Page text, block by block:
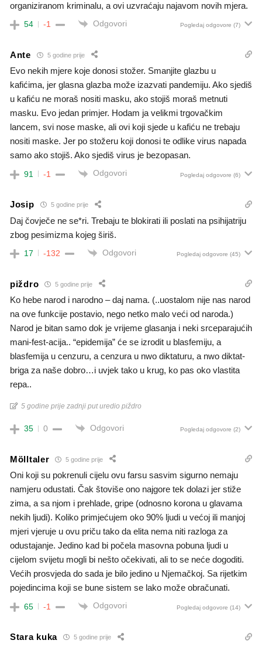
organiziranom kriminalu, a ovi uzvraćaju najavom novih mjera.
54 -1 Odgovori Pogledaj odgovore (7)
Ante 5 godine prije
Evo nekih mjere koje donosi stožer. Smanjite glazbu u
kafićima, jer glasna glazba može izazvati pandemiju. Ako sjediš
u kafiću ne moraš nositi masku, ako stojiš moraš metnuti
masku. Evo jedan primjer. Hodam ja velikmi trgovačkim
lancem, svi nose maske, ali ovi koji sjede u kafiću ne trebaju
nositi maske. Jer po stožeru koji donosi te odlike virus napada
samo ako stojiš. Ako sjediš virus je bezopasan.
91 -1 Odgovori Pogledaj odgovore (6)
Josip 5 godine prije
Daj čovječe ne se*ri. Trebaju te blokirati ili poslati na psihijatriju
zbog pesimizma kojeg širiš.
17 -132 Odgovori Pogledaj odgovore (45)
piždro 5 godine prije
Ko hebe narod i narodno – daj nama. (..uostalom nije nas narod
na ove funkcije postavio, nego netko malo veći od naroda.)
Narod je bitan samo dok je vrijeme glasanja i neki srceparajućih
mani-fest-acija.. “epidemija” će se izrodit u blasfemiju, a
blasfemija u cenzuru, a cenzura u nwo diktaturu, a nwo diktat-
briga za naše dobro…i uvjek tako u krug, ko pas oko vlastita
repa..
5 godine prije zadnji put uredio piždro
35 0 Odgovori Pogledaj odgovore (2)
Mölltaler 5 godine prije
Oni koji su pokrenuli cijelu ovu farsu sasvim sigurno nemaju
namjeru odustati. Čak štoviše ono najgore tek dolazi jer stiže
zima, a sa njom i prehlade, gripe (odnosno korona u glavama
nekih ljudi). Koliko primjećujem oko 90% ljudi u većoj ili manjoj
mjeri vjeruje u ovu priču tako da elita nema niti razloga za
odustajanje. Jedino kad bi počela masovna pobuna ljudi u
cijelom svijetu mogli bi nešto očekivati, ali to se neće dogoditi.
Većih prosvjeda do sada je bilo jedino u Njemačkoj. Sa rijetkim
pojedincima koji se bune sistem se lako može obračunati.
65 -1 Odgovori Pogledaj odgovore (14)
Stara kuka 5 godine prije